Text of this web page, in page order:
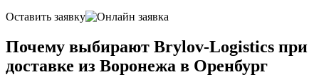
Оставить заявку
Почему выбирают Brylov-Logistics при
доставке из Воронежа в Оренбург